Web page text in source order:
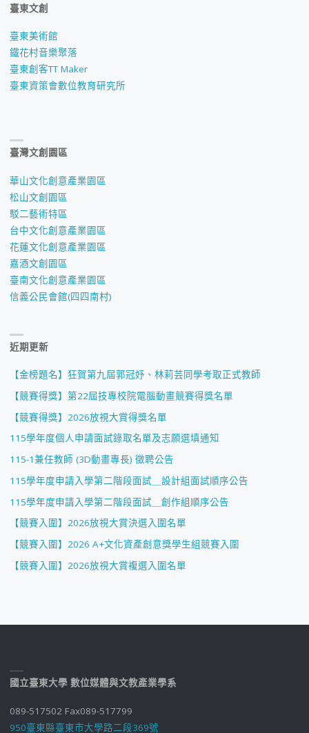
臺東文創
臺東美術館
鐵花村音樂聚落
臺東創客TT Maker
臺東資策會數位教育研究所
臺灣文創園區
華山文化創意產業園區
松山文創園區
駁二藝術特區
台中文化創意產業園區
花蓮文化創意產業園區
嘉酒文創園區
臺南文化創意產業園區
信義公民會館(四四南村)
近期更新
【金榜題名】狂賀第九屆郭冠妤、林莉芸同學考取正式教師
【競賽得獎】第22屆技專校院電腦動畫競賽得獎名單
【競賽得獎】2026放視大賞得獎名單
115學年度個人申請面試錄取名單及志願選填通知
115-1兼任教師 (3D動畫專長) 徵聘公告
115學年度申請入學第二階段面試＿設計組面試順序公告
115學年度申請入學第二階段面試＿創作組順序公告
【競賽入圍】2026放視大賞決選入圍名單
【競賽入圍】2026 A+文化資產創意獎學生組競賽入圍
【競賽入圍】2026放視大賞複選入圍名單
國立臺東大學 數位媒體與文教產業學系
089-517502 Fax089-517799
950臺東縣臺東市大學路二段369號